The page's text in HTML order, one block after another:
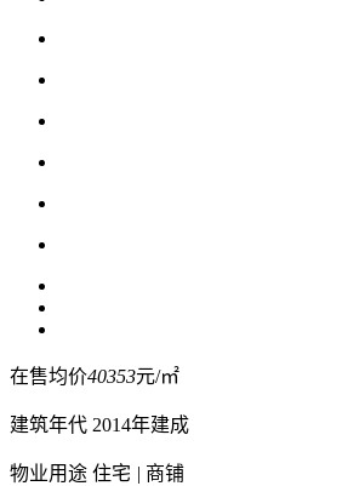
在售均价40353元/㎡
建筑年代 2014年建成
物业用途 住宅 | 商铺